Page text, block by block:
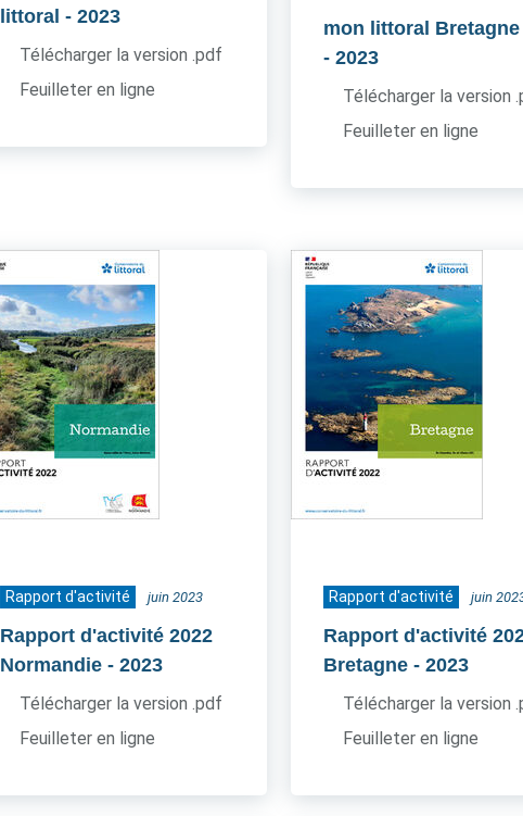
littoral- 2023
Télécharger la version .pdf
Feuilleter en ligne
mon littoral Bretagne
- 2023
Télécharger la version
Feuilleter en ligne
Rapport d'activité juin 2023
Rapport d'activité 2022
Normandie - 2023
Télécharger la version .pdf
Feuilleter en ligne
Rapport d'activité juin
Rapport d'activité
Bretagne - 2023
Télécharger la version
Feuilleter en ligne